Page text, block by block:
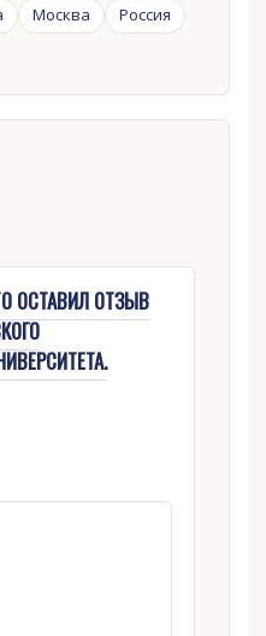
Москва
Россия
ОСТАВИЛ ОТЗЫВ